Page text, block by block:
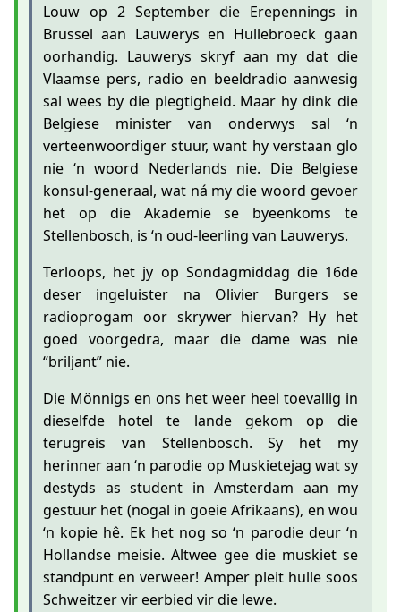
Louw op 2 September die Erepennings in
Brussel aan Lauwerys en Hullebroeck gaan
oorhandig. Lauwerys skryf aan my dat die
Vlaamse pers, radio en beeldradio aanwesig
sal wees by die plegtigheid. Maar hy dink die
Belgiese minister van onderwys sal ‘n
verteenwoordiger stuur, want hy verstaan glo
nie ‘n woord Nederlands nie. Die Belgiese
konsul-generaal, wat ná my die woord gevoer
het op die Akademie se byeenkoms te
Stellenbosch, is ‘n oud-leerling van Lauwerys.
Terloops, het jy op Sondagmiddag die 16de
deser ingeluister na Olivier Burgers se
radioprogam oor skrywer hiervan? Hy het
goed voorgedra, maar die dame was nie
“briljant” nie.
Die Mönnigs en ons het weer heel toevallig in
dieselfde hotel te lande gekom op die
terugreis van Stellenbosch. Sy het my
herinner aan ‘n parodie op Muskietejag wat sy
destyds as student in Amsterdam aan my
gestuur het (nogal in goeie Afrikaans), en wou
‘n kopie hê. Ek het nog so ‘n parodie deur ‘n
Hollandse meisie. Altwee gee die muskiet se
standpunt en verweer! Amper pleit hulle soos
Schweitzer vir eerbied vir die lewe.